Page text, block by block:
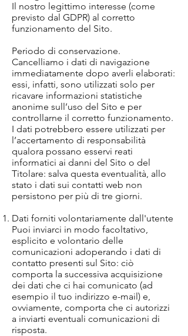
Il nostro legittimo interesse (come
previsto dal GDPR) al corretto
funzionamento del Sito.
Periodo di conservazione.
Cancelliamo i dati di navigazione
immediatamente dopo averli elaborati:
essi, infatti, sono utilizzati solo per
ricavare informazioni statistiche
anonime sull’uso del Sito e per
controllarne il corretto funzionamento.
I dati potrebbero essere utilizzati per
l’accertamento di responsabilità
qualora possano esservi reati
informatici ai danni del Sito o del
Titolare: salva questa eventualità, allo
stato i dati sui contatti web non
persistono per più di tre giorni.
Dati forniti volontariamente dall'utente
Puoi inviarci in modo facoltativo,
esplicito e volontario delle
comunicazioni adoperando i dati di
contatto presenti sul Sito: ciò
comporta la successiva acquisizione
dei dati che ci hai comunicato (ad
esempio il tuo indirizzo e-mail) e,
ovviamente, comporta che ci autorizzi
a inviarti eventuali comunicazioni di
risposta.